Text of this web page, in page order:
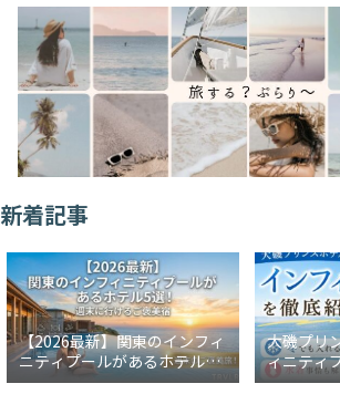
新着記事
【2026最新】関東のインフィ
ニティプールがあるホテル5
選！週末に行けるご褒美宿
大磯プリ
ィニティ
冬でも入